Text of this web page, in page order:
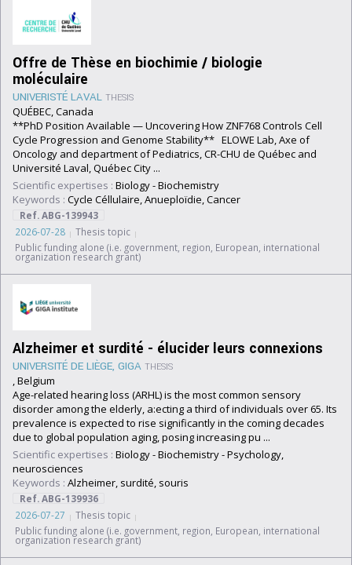
Offre de Thèse en biochimie / biologie
moléculaire
UNIVERISTÉ LAVAL THESIS
QUÉBEC, Canada
**PhD Position Available — Uncovering How ZNF768 Controls Cell
Cycle Progression and Genome Stability** ELOWE Lab, Axe of
Oncology and department of Pediatrics, CR-CHU de Québec and
Université Laval, Québec City ...
Scientific expertises : Biology-Biochemistry
Keywords : Cycle Céllulaire, Anueploïdie, Cancer
Ref. ABG-139943
2026-07-28
Thesis topic
Public funding alone (i.e. government, region, European, international
organization research grant)
Alzheimer et surdité - élucider leurs connexions
UNIVERSITÉ DE LIÈGE, GIGA THESIS
, Belgium
Age-related hearing loss (ARHL) is the most common sensory
disorder among the elderly, a:ecting a third of individuals over 65. Its
prevalence is expected to rise significantly in the coming decades
due to global population aging, posing increasing pu ...
Scientific expertises : Biology-Biochemistry-Psychology,
neurosciences
Keywords : Alzheimer, surdité, souris
Ref. ABG-139936
2026-07-27
Thesis topic
Public funding alone (i.e. government, region, European, international
organization research grant)